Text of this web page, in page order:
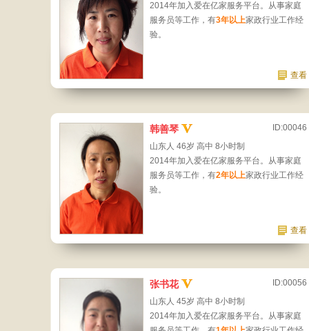
2014年加入爱在亿家服务平台。从事家庭
服务员等工作，有3年以上家政行业工作经
验。
查看
韩善琴
ID:00046
山东人 46岁 高中 8小时制
2014年加入爱在亿家服务平台。从事家庭
服务员等工作，有2年以上家政行业工作经
验。
查看
张书花
ID:00056
山东人 45岁 高中 8小时制
2014年加入爱在亿家服务平台。从事家庭